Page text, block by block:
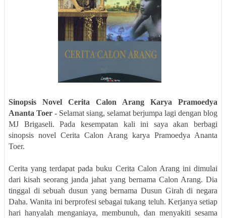
Sinopsis Novel Cerita Calon Arang Karya Pramoedya
Ananta Toer - Selamat siang, selamat berjumpa lagi dengan blog
MJ Brigaseli. Pada kesempatan kali ini saya akan berbagi
sinopsis novel Cerita Calon Arang karya Pramoedya Ananta
Toer.
Cerita yang terdapat pada buku Cerita Calon Arang ini dimulai
dari kisah seorang janda jahat yang bernama Calon Arang. Dia
tinggal di sebuah dusun yang bernama Dusun Girah di negara
Daha. Wanita ini berprofesi sebagai tukang teluh. Kerjanya setiap
hari hanyalah menganiaya, membunuh, dan menyakiti sesama